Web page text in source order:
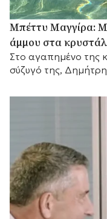
Μπέττυ Μαγγίρα:
άμμου στα
Στο αγαπημένο της
σύζυγό της,
υποχρεώσεις.